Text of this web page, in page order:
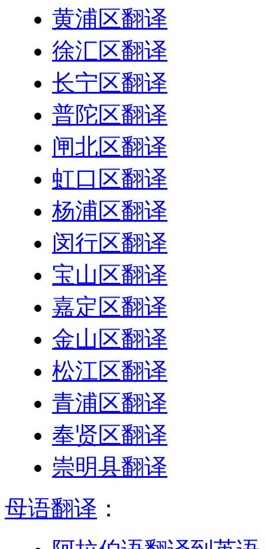
黄浦区翻译
徐汇区翻译
长宁区翻译
普陀区翻译
闸北区翻译
虹口区翻译
杨浦区翻译
闵行区翻译
宝山区翻译
嘉定区翻译
金山区翻译
松江区翻译
青浦区翻译
奉贤区翻译
崇明县翻译
母语翻译 ：